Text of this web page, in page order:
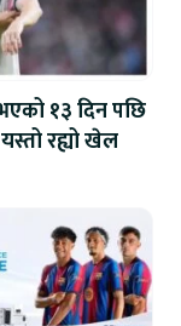
१३ दिन पछि
रह्यो खेल